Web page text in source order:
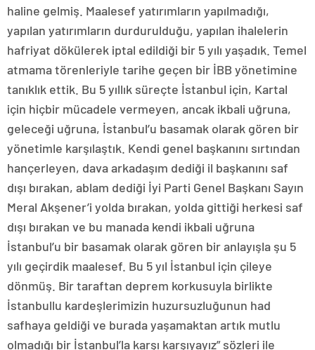
haline gelmiş. Maalesef yatırımların yapılmadığı,
yapılan yatırımların durdurulduğu, yapılan ihalelerin
hafriyat dökülerek iptal edildiği bir 5 yılı yaşadık. Temel
atmama törenleriyle tarihe geçen bir İBB yönetimine
tanıklık ettik. Bu 5 yıllık süreçte İstanbul için, Kartal
için hiçbir mücadele vermeyen, ancak ikbali uğruna,
geleceği uğruna, İstanbul’u basamak olarak gören bir
yönetimle karşılaştık. Kendi genel başkanını sırtından
hançerleyen, dava arkadaşım dediği il başkanını saf
dışı bırakan, ablam dediği İyi Parti Genel Başkanı Sayın
Meral Akşener’i yolda bırakan, yolda gittiği herkesi saf
dışı bırakan ve bu manada kendi ikbali uğruna
İstanbul’u bir basamak olarak gören bir anlayışla şu 5
yılı geçirdik maalesef. Bu 5 yıl İstanbul için çileye
dönmüş. Bir taraftan deprem korkusuyla birlikte
İstanbullu kardeşlerimizin huzursuzluğunun had
safhaya geldiği ve burada yaşamaktan artık mutlu
olmadığı bir İstanbul’la karşı karşıyayız” sözleri ile